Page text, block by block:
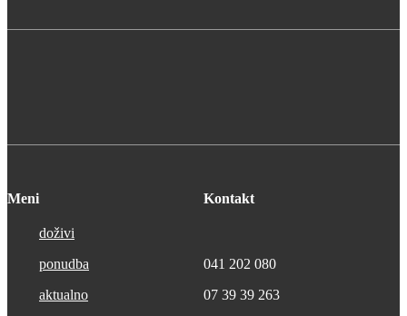
Meni
doživi
ponudba
aktualno
Kontakt
041 202 080
07 39 39 263